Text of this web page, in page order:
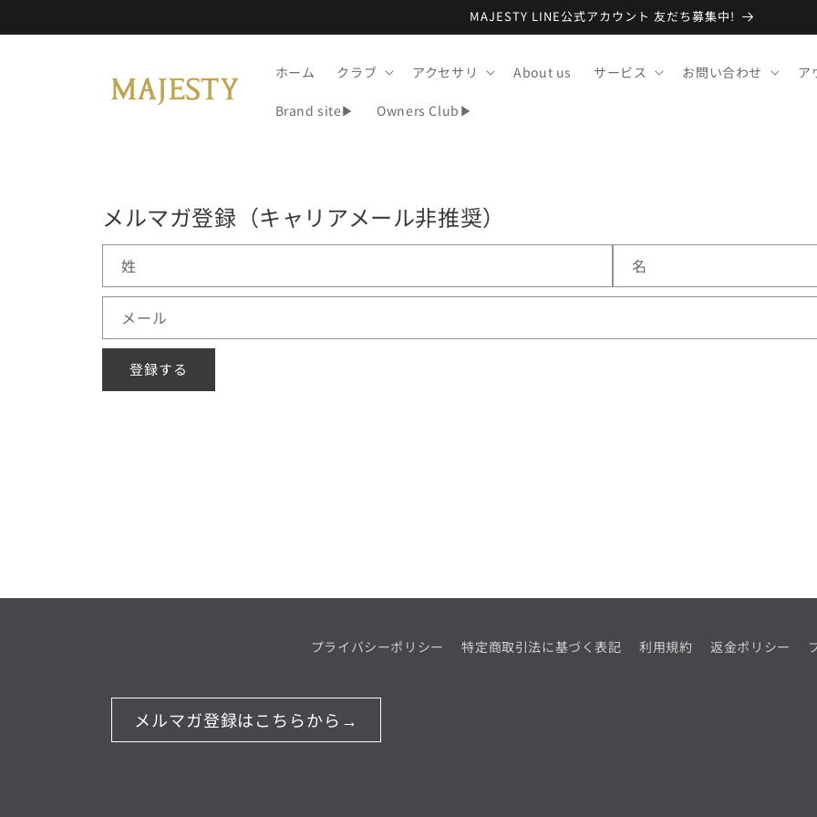
進む
MAJESTY LINE公式アカウント 友だち募集中!
ホーム クラブ アクセサリ About us サービス お問い合わせ ア
Brand site▶ Owners Club▶
メルマガ登録（キャリアメール非推奨）
姓 名
メール
登録する
プライバシーポリシー 特定商取引法に基づく表記 利用規約 返金ポリシー
メルマガ登録はこちらから→